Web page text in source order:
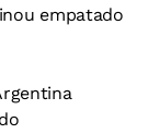
empatado